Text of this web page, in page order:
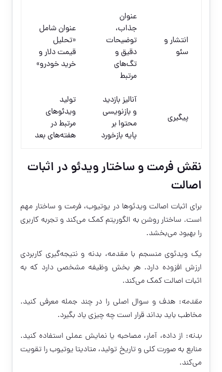
انتشار و
سئو
عنوان
جذاب،
توضیحات
دقیق و
تگ‌های
مرتبط
عنوان شامل
«تحلیل
قیمت دلار و
خرید خودرو»
پیگیری
آنالیز بازدید
و بازنویسی
محتوا بر
پایه بازخورد
تولید
ویدئوهای
مرتبط در
هفته‌های بعد
نقش فرمت و ساختار ویدئو در اثبات
اصالت
برای اثبات اصالت ویدئوها در یوتیوب، فرمت و ساختار مهم
است. ساختار روشن به الگوریتم کمک می‌کند و تجربه کاربری
را بهبود می‌بخشد.
یک ویدئوی منسجم با مقدمه، بدنه و نتیجه‌گیری کاربردی
ارزش افزوده دارد. هر بخش وظیفه مشخصی دارد که به
اثبات اصالت کمک می‌کند.
مقدمه: هدف و سوال اصلی را در چند جمله معرفی کنید.
مخاطب باید بداند قرار است چه چیزی یاد بگیرد.
بدنه: از داده، آمار، مصاحبه یا نمایش عملی استفاده کنید.
منابع به صورت کلی و تاریخ تولید، متادیتا یوتیوب را تقویت
می‌کند.